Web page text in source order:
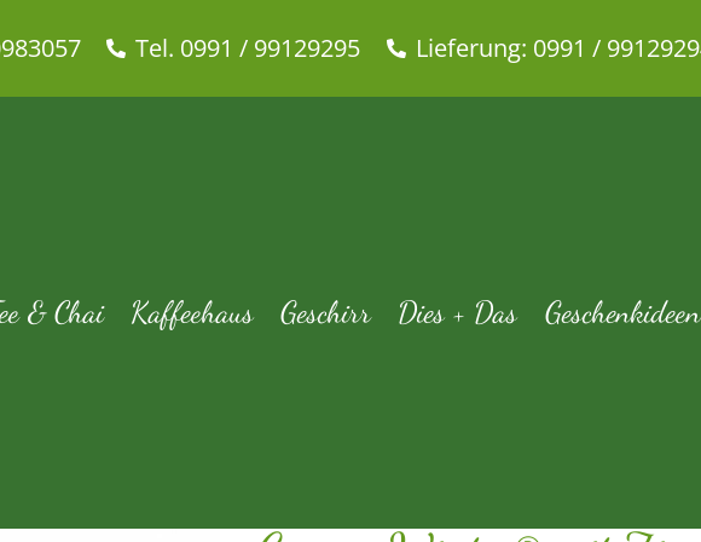
Tel. 0991 / 99129295 Lieferung: 0991 /
& Chai Kaffeehaus Geschirr Dies + Das Geschenkideen